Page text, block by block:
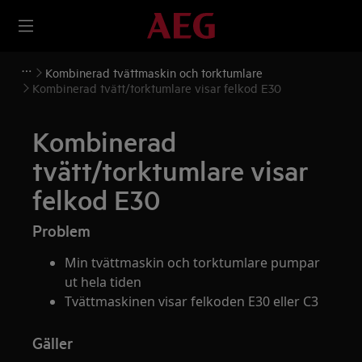
Kombinerad tvättmaskin och torktumlare
Kombinerad tvätt/torktumlare visar felkod E30
Kombinerad
tvätt/torktumlare visar
felkod E30
Problem
Min tvättmaskin och torktumlare pumpar
ut hela tiden
Tvättmaskinen visar felkoden E30 eller C3
Gäller